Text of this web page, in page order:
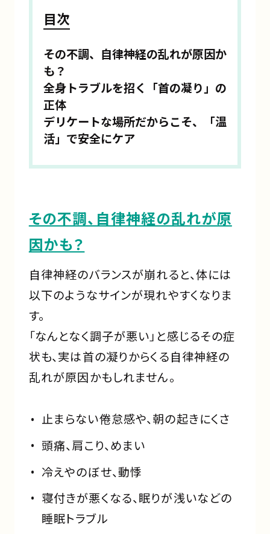
目次
その不調、自律神経の乱れが原因か
も？
全身トラブルを招く「首の凝り」の
正体
デリケートな場所だからこそ、「温
活」で安全にケア
その不調、自律神経の乱れが原
因かも？
自律神経のバランスが崩れると、体には
以下のようなサインが現れやすくなりま
す。
「なんとなく調子が悪い」と感じるその症
状も、実は首の凝りからくる自律神経の
乱れが原因かもしれません。
止まらない倦怠感や、朝の起きにくさ
頭痛、肩こり、めまい
冷えやのぼせ、動悸
寝付きが悪くなる、眠りが浅いなどの
睡眠トラブル